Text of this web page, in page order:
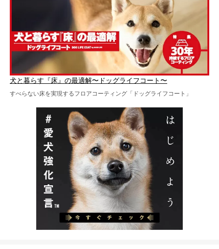
犬と暮らす『床』の最適解〜ドッグライフコート〜
すべらない床を実現するフロアコーティング「ドッグライフコート」